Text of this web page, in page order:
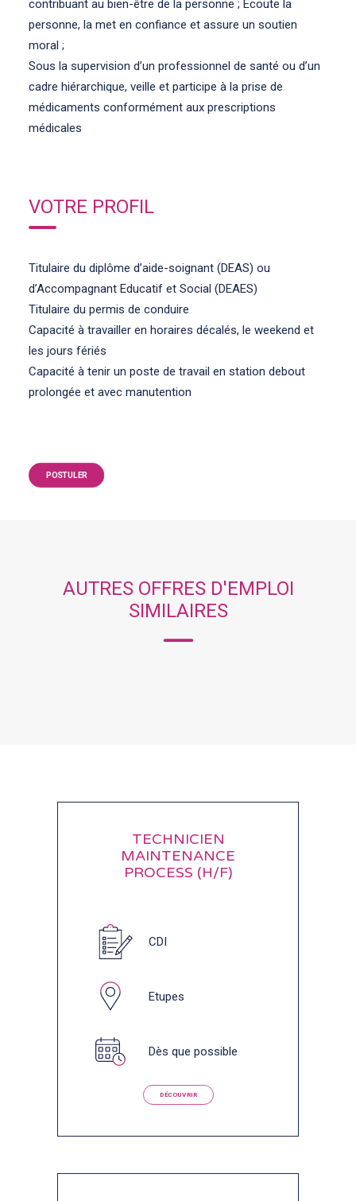
contribuant au bien-être de la personne ; Ecoute la
personne, la met en confiance et assure un soutien
moral ;
Sous la supervision d’un professionnel de santé ou d’un
cadre hiérarchique, veille et participe à la prise de
médicaments conformément aux prescriptions
médicales
VOTRE PROFIL
Titulaire du diplôme d’aide-soignant (DEAS) ou
d’Accompagnant Educatif et Social (DEAES)
Titulaire du permis de conduire
Capacité à travailler en horaires décalés, le weekend et
les jours fériés
Capacité à tenir un poste de travail en station debout
prolongée et avec manutention
POSTULER
AUTRES OFFRES D'EMPLOI
SIMILAIRES
TECHNICIEN
MAINTENANCE
PROCESS (H/F)
CDI
Etupes
Dès que possible
DÉCOUVRIR